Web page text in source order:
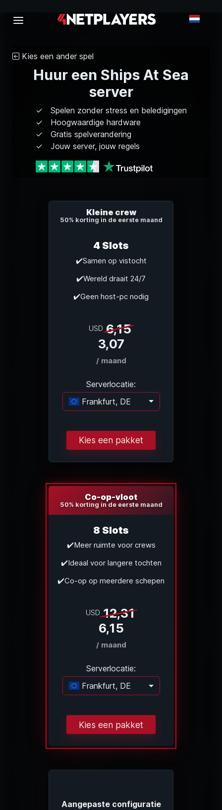
Kies een ander spel
Huur een Ships At Sea
server
Spelen zonder stress en beledigingen
Hoogwaardige hardware
Gratis spelverandering
Jouw server, jouw regels
Kleine crew
50% korting in de eerste maand
4 Slots
✔️Samen op vistocht
✔️Wereld draait 24/7
✔️Geen host-pc nodig
USD 6,15
3,07
/ maand
Serverlocatie:
Frankfurt, DE
Laden...
Kies een pakket
Co-op-vloot
50% korting in de eerste maand
8 Slots
✔️Meer ruimte voor crews
✔️Ideaal voor langere tochten
✔️Co-op op meerdere schepen
USD 12,31
6,15
/ maand
Serverlocatie:
Frankfurt, DE
Laden...
Kies een pakket
Aangepaste configuratie